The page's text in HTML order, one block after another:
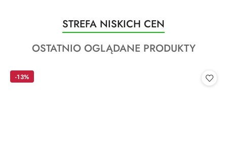
Pomiń karuzelę produktów
Produkty
o
statusie:
STREFA NISKICH CEN
Produkty
statusie:
OSTATNIO OGLĄDANE PRODUKTY
-13%